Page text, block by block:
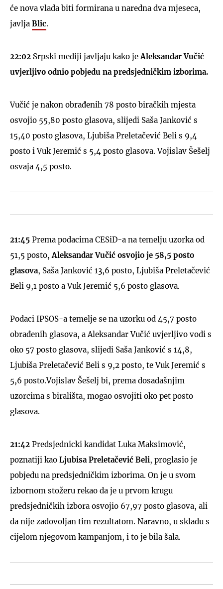
će nova vlada biti formirana u naredna dva mjeseca,
javlja Blic.
22:02 Srpski mediji javljaju kako je Aleksandar Vučić
uvjerljivo odnio pobjedu na predsjedničkim izborima.
Vučić je nakon obrađenih 78 posto biračkih mjesta
osvojio 55,80 posto glasova, slijedi Saša Janković s
15,40 posto glasova, Ljubiša Preletačević Beli s 9,4
posto i Vuk Jeremić s 5,4 posto glasova. Vojislav Šešelj
osvaja 4,5 posto.
21:45 Prema podacima CESiD-a na temelju uzorka od
51,5 posto, Aleksandar Vučić osvojio je 58,5 posto
glasova, Saša Janković 13,6 posto, Ljubiša Preletačević
Beli 9,1 posto a Vuk Jeremić 5,6 posto glasova.
Podaci IPSOS-a temelje se na uzorku od 45,7 posto
obrađenih glasova, a Aleksandar Vučić uvjerljivo vodi s
oko 57 posto glasova, slijedi Saša Janković s 14,8,
Ljubiša Preletačević Beli s 9,2 posto, te Vuk Jeremić s
5,6 posto.Vojislav Šešelj bi, prema dosadašnjim
uzorcima s birališta, mogao osvojiti oko pet posto
glasova.
21:42 Predsjednicki kandidat Luka Maksimović,
poznatiji kao Ljubisa Preletačević Beli, proglasio je
pobjedu na predsjedničkim izborima. On je u svom
izbornom stožeru rekao da je u prvom krugu
predsjedničkih izbora osvojio 67,97 posto glasova, ali
da nije zadovoljan tim rezultatom. Naravno, u skladu s
cijelom njegovom kampanjom, i to je bila šala.